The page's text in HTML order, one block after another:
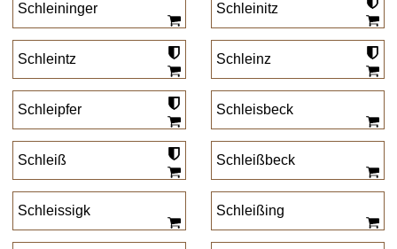
Schleininger Schleinitz
Schleintz Schleinz
Schleipfer Schleisbeck
Schleiß Schleißbeck
Schleissigk Schleißing